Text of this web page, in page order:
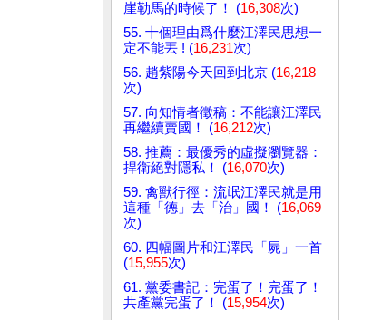
崖勒馬的時候了！ (16,308次)
55. 十個理由爲什麼江澤民思想一
定不能丟 ! (16,231次)
56. 趙紫陽今天回到北京 (16,218
次)
57. 向知情者徵稿：不能讓江澤民
再繼續賣國！ (16,212次)
58. 推薦：最優秀的虛擬瀏覽器：
捍衛絕對隱私！ (16,070次)
59. 禽獸行徑：流氓江澤民就是用
這種「德」去「治」國！ (16,069
次)
60. 四幅圖片和江澤民「屍」一首
(15,955次)
61. 黨委書記：完蛋了！完蛋了！
共產黨完蛋了！ (15,954次)